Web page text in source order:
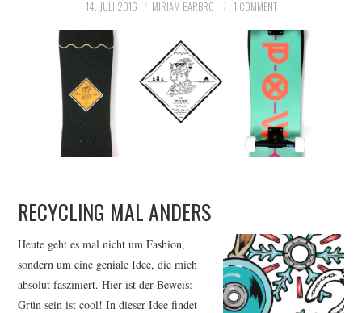
14. JULI 2016 MIRIAM BARBRO 1 COMMENT
RECYCLING MAL ANDERS
Heute geht es mal nicht um Fashion,
sondern um eine geniale Idee, die mich
absolut fasziniert. Hier ist der Beweis:
Grün sein ist cool! In dieser Idee findet